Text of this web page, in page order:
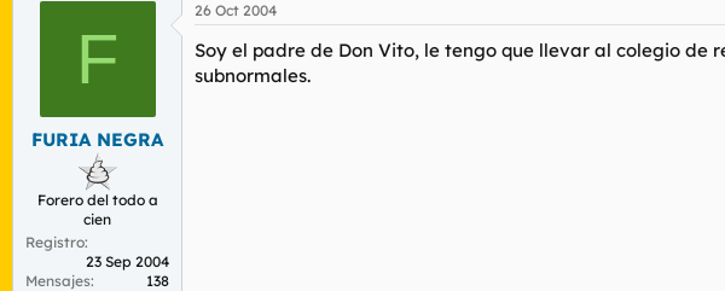
F
FURIA NEGRA
Forero del todo a
cien
Registro
23 Sep 2004
Mensajes
138
26 Oct 2004
Soy el padre de Don Vito, le tengo que llevar al colegio de
subnormales.